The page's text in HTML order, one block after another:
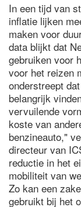
In een tijd van
inflatie lijken
maken voor
data blijkt dat
gebruiken voor
voor het reizen
onderstreept
belangrijk
vervuilende
koste van
benzineauto,"
directeur van
reductie in het
mobiliteit van
Zo kan een
gebruikt bij het